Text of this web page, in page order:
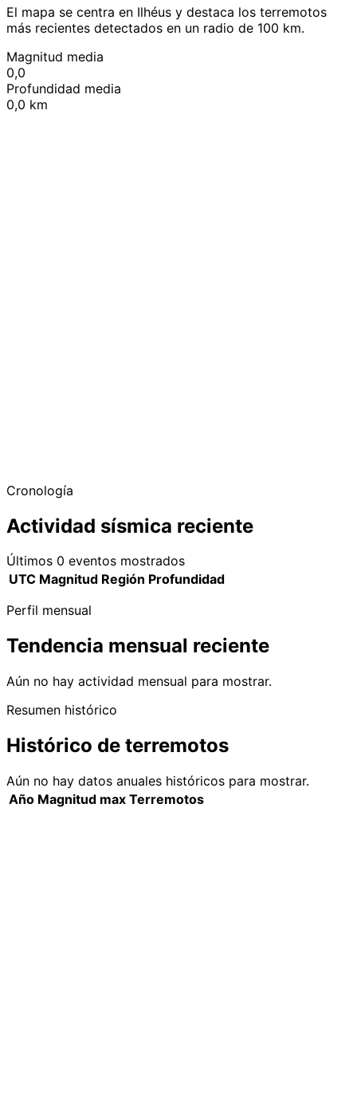
El mapa se centra en Ilhéus y destaca los terremotos
más recientes detectados en un radio de 100 km.
Magnitud media
0,0
Profundidad media
0,0 km
Cronología
Actividad sísmica reciente
Últimos 0 eventos mostrados
UTC Magnitud Región Profundidad
Perfil mensual
Tendencia mensual reciente
Aún no hay actividad mensual para mostrar.
Resumen histórico
Histórico de terremotos
Aún no hay datos anuales históricos para mostrar.
Año Magnitud max Terremotos